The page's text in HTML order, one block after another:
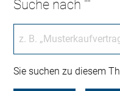
Suche nach ""
Sie suchen zu diesem